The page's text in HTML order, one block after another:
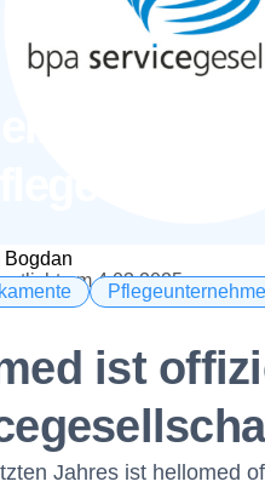
Bogdan
am 4.03.2025
ist
Jahres ist hellomed